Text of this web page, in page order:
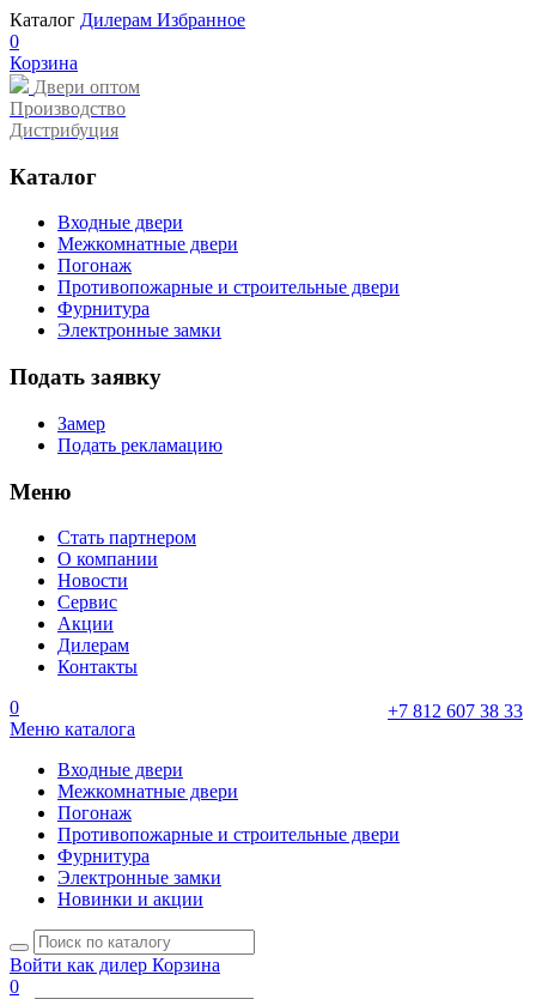
Каталог Дилерам Избранное
0
Корзина
Двери оптом
Производство
Дистрибуция
Каталог
Входные двери
Межкомнатные двери
Погонаж
Противопожарные и строительные двери
Фурнитура
Электронные замки
Подать заявку
Замер
Подать рекламацию
Меню
Стать партнером
О компании
Новости
Сервис
Акции
Дилерам
Контакты
+7 812 607 38 33
0
Меню каталога
Входные двери
Межкомнатные двери
Погонаж
Противопожарные и строительные двери
Фурнитура
Электронные замки
Новинки и акции
Войти как дилер Корзина
0